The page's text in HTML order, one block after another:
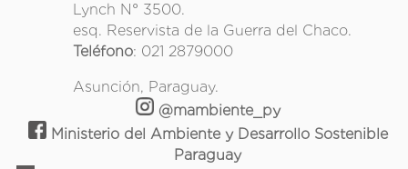
Lynch N° 3500.
esq. Reservista de la Guerra del Chaco.
Teléfono: 021 2879000
Asunción, Paraguay.
@mambiente_py
Ministerio del Ambiente y Desarrollo Sostenible
Paraguay